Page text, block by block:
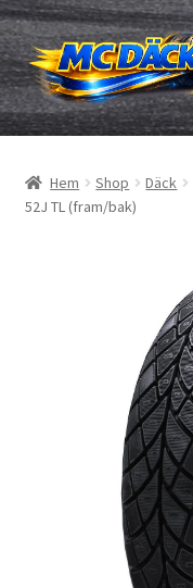
Hoppa
till
navigering
Hoppa
till
innehåll
Däck
Slangar & fälgband
Hem Shop Däck
52J TL (fram/bak)